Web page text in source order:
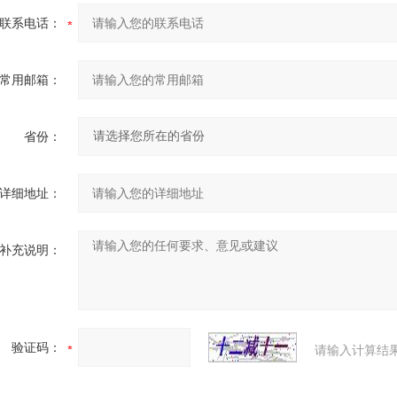
联系电话：
常用邮箱：
省份：
详细地址：
补充说明：
验证码： 请输入计算结